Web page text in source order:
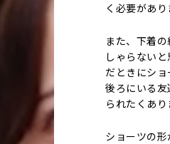
く必要があり
また、下着
しゃらない
だときにショ
後ろにいる
られたくあ
ショーツの